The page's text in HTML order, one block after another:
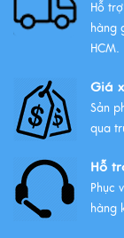
Hỗ
hàng
HCM.
Giá
Sản
qua
Hỗ
Phục
hàng